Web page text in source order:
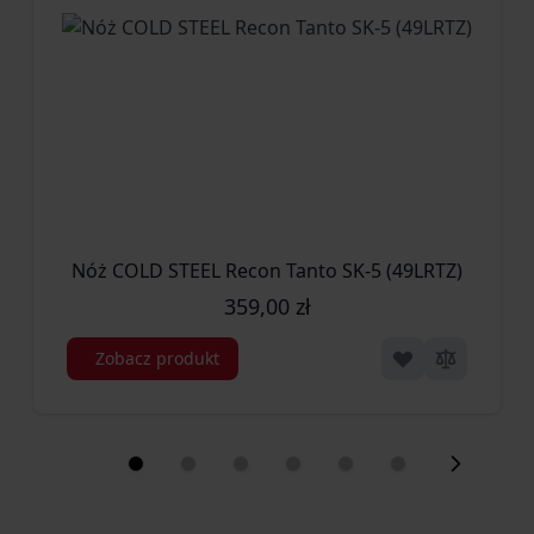
stali nierdzewnej 14C28N hartowanej w przedziale
kupowania drogich lub specjalistycznych osełek.
Za komfort operowania nożem odpowiada
profilowana rękojeść, którą tworzą okładziny z
żebrowanie zapewnia wysoką przyczepność i
Nóż COLD STEEL Recon Tanto SK-5 (49LRTZ)
359,00 zł
Zobacz produkt